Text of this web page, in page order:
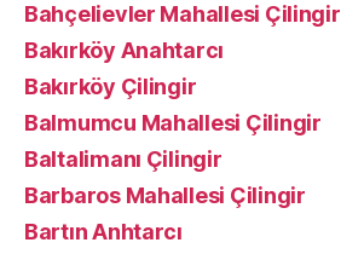
Bahçelievler Mahallesi Çilingir
Bakırköy Anahtarcı
Bakırköy Çilingir
Balmumcu Mahallesi Çilingir
Baltalimanı Çilingir
Barbaros Mahallesi Çilingir
Bartın Anhtarcı